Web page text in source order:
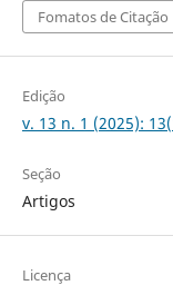
Fomatos de Citação
Edição
v. 13 n. 1 (2025):
Seção
Artigos
Licença